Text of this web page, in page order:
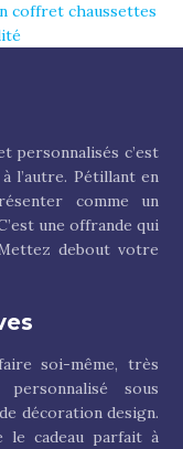
coffret chaussettes
personnalisés c’est
l’autre. Pétillant en
comme un
une offrande qui
debout votre
soi-même, très
sous
décoration design.
le cadeau parfait à